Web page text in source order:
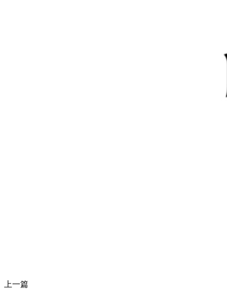
上一篇